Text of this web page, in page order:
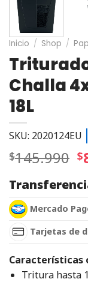
Inicio / Shop /
Challa
18L
SKU: 2020124EU
$145.990 $
Mercado
Tarjetas de
Características
Tritura hasta